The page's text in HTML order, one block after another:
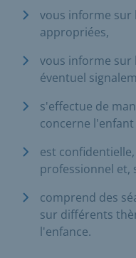
vous informe sur
appropriées,
vous informe sur
éventuel
s'effectue de
concerne
est
professionnel et,
comprend des
sur différents
l'enfance.